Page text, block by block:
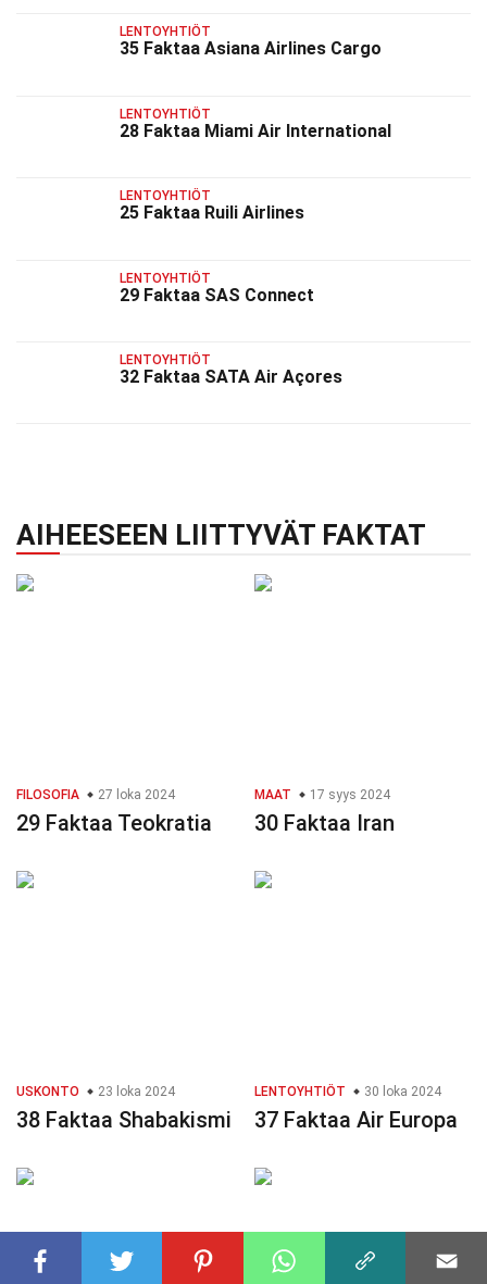
LENTOYHTIÖT
35 Faktaa Asiana Airlines Cargo
LENTOYHTIÖT
28 Faktaa Miami Air International
LENTOYHTIÖT
25 Faktaa Ruili Airlines
LENTOYHTIÖT
29 Faktaa SAS Connect
LENTOYHTIÖT
32 Faktaa SATA Air Açores
AIHEESEEN LIITTYVÄT FAKTAT
FILOSOFIA 27 loka 2024
29 Faktaa Teokratia
MAAT 17 syys 2024
30 Faktaa Iran
USKONTO 23 loka 2024
38 Faktaa Shabakismi
LENTOYHTIÖT 30 loka 2024
37 Faktaa Air Europa